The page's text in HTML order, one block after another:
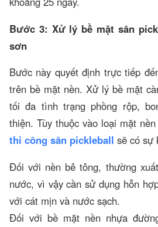
Bước 3: Xử lý bề mặt sân
sơn
Bước này quyết định trực tiếp
trên bề mặt nền. Xử lý bề mặt
tối đa tình trạng phồng rộp,
thiện. Tùy thuộc vào loại mặt
thi công sân pickleball sẽ có sự
Đối với nền bê tông, thường
nước, vì vậy cần sử dụng hỗn
với cát mịn và nước sạch.
Đối với bề mặt nền nhựa